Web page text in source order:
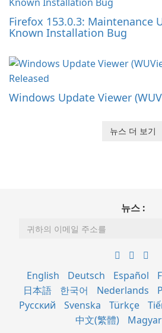
Firefox 153.0.3: Maintenance
Known Installation Bug
Windows Update Viewer
뉴스 더 보기
뉴스 :
English Deutsch Español
日本語
한국어 Nederlands
Русский
Svenska Türkçe
中文(繁體)
Magyar